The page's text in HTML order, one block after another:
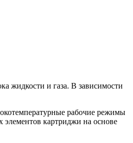
жидкости и газа. В зависимости
рабочие режимы
картриджи на основе